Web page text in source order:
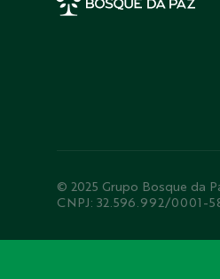
© 2025 Grupo Bosque da
CNPJ: 32.596.992/0001-